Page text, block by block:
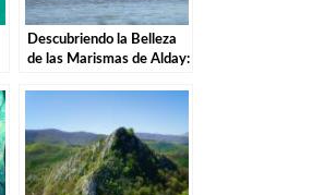
Descubriendo la Belleza
de las Marismas de Alday: